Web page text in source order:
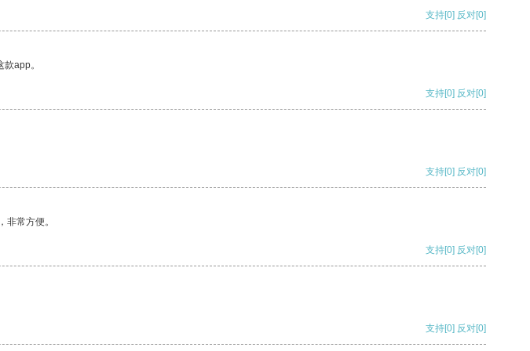
支持[0] 反对[0]
app。
支持[0] 反对[0]
支持[0] 反对[0]
常方便。
支持[0] 反对[0]
支持[0] 反对[0]